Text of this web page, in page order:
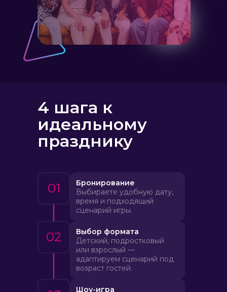
4 шага к
идеальному
празднику
01
Бронирование
Выбираете удобную дату,
время и подходящий
сценарий игры.
02
Выбор формата
Детский, подростковый
или взрослый —
адаптируем сценарий под
возраст гостей.
Шоу-игра